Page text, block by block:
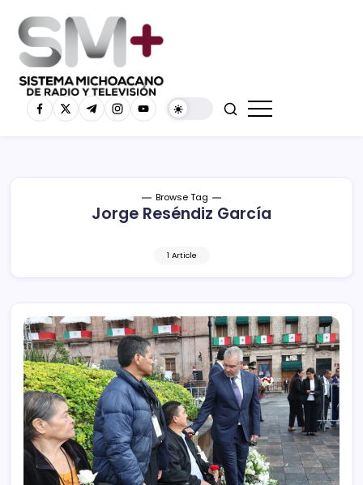
Browse Tag
Jorge Reséndiz García
1 Article